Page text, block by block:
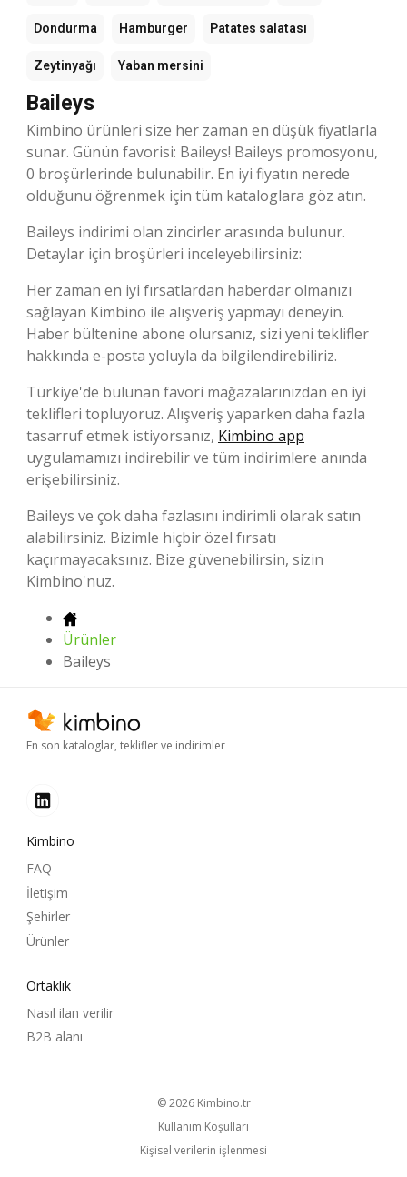
Dondurma Hamburger Patates salatası
Zeytinyağı Yaban mersini
Baileys
Kimbino ürünleri size her zaman en düşük fiyatlarla
sunar. Günün favorisi: Baileys! Baileys promosyonu,
0 broşürlerinde bulunabilir. En iyi fiyatın nerede
olduğunu öğrenmek için tüm kataloglara göz atın.
Baileys indirimi olan zincirler arasında bulunur.
Detaylar için broşürleri inceleyebilirsiniz:
Her zaman en iyi fırsatlardan haberdar olmanızı
sağlayan Kimbino ile alışveriş yapmayı deneyin.
Haber bültenine abone olursanız, sizi yeni teklifler
hakkında e-posta yoluyla da bilgilendirebiliriz.
Türkiye'de bulunan favori mağazalarınızdan en iyi
teklifleri topluyoruz. Alışveriş yaparken daha fazla
tasarruf etmek istiyorsanız, Kimbino app
uygulamamızı indirebilir ve tüm indirimlere anında
erişebilirsiniz.
Baileys ve çok daha fazlasını indirimli olarak satın
alabilirsiniz. Bizimle hiçbir özel fırsatı
kaçırmayacaksınız. Bize güvenebilirsin, sizin
Kimbino'nuz.
Ürünler
Baileys
En son kataloglar, teklifler ve indirimler
Kimbino
FAQ
İletişim
Şehirler
Ürünler
Ortaklık
Nasıl ilan verilir
B2B alanı
© 2026 kimbino.tr
Kullanım Koşulları
Kişisel verilerin işlenmesi